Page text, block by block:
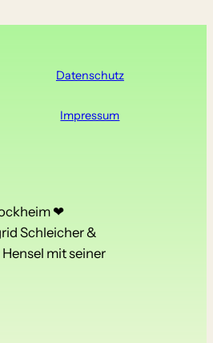
Datenschutz
Impressum
❤
Schleicher &
mit seiner